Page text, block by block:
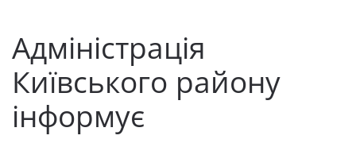
Адміністрація
Київського району
інформує